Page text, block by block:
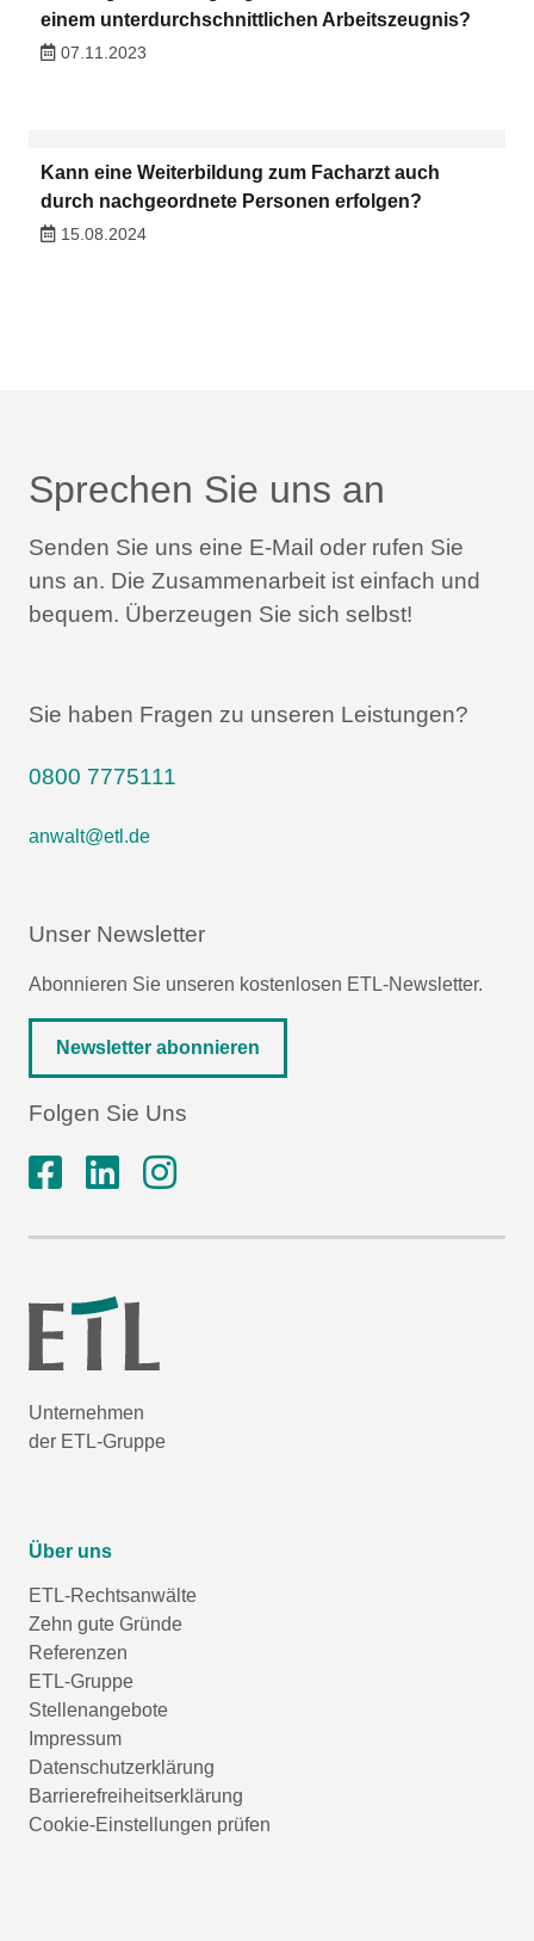
einem unterdurchschnittlichen Arbeitszeugnis?
07.11.2023
Kann eine Weiterbildung zum Facharzt auch
durch nachgeordnete Personen erfolgen?
15.08.2024
Sprechen Sie uns an
Senden Sie uns eine E-Mail oder rufen Sie
uns an. Die Zusammenarbeit ist einfach und
bequem. Überzeugen Sie sich selbst!
Sie haben Fragen zu unseren Leistungen?
0800 7775111
anwalt@etl.de
Unser Newsletter
Abonnieren Sie unseren kostenlosen ETL-Newsletter.
Newsletter abonnieren
Folgen Sie Uns
Unternehmen
der ETL-Gruppe
Über uns
ETL-Rechtsanwälte
Zehn gute Gründe
Referenzen
ETL-Gruppe
Stellenangebote
Impressum
Datenschutzerklärung
Barrierefreiheitserklärung
Cookie-Einstellungen prüfen